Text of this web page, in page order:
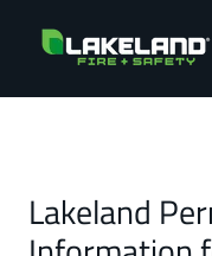
Lakeland